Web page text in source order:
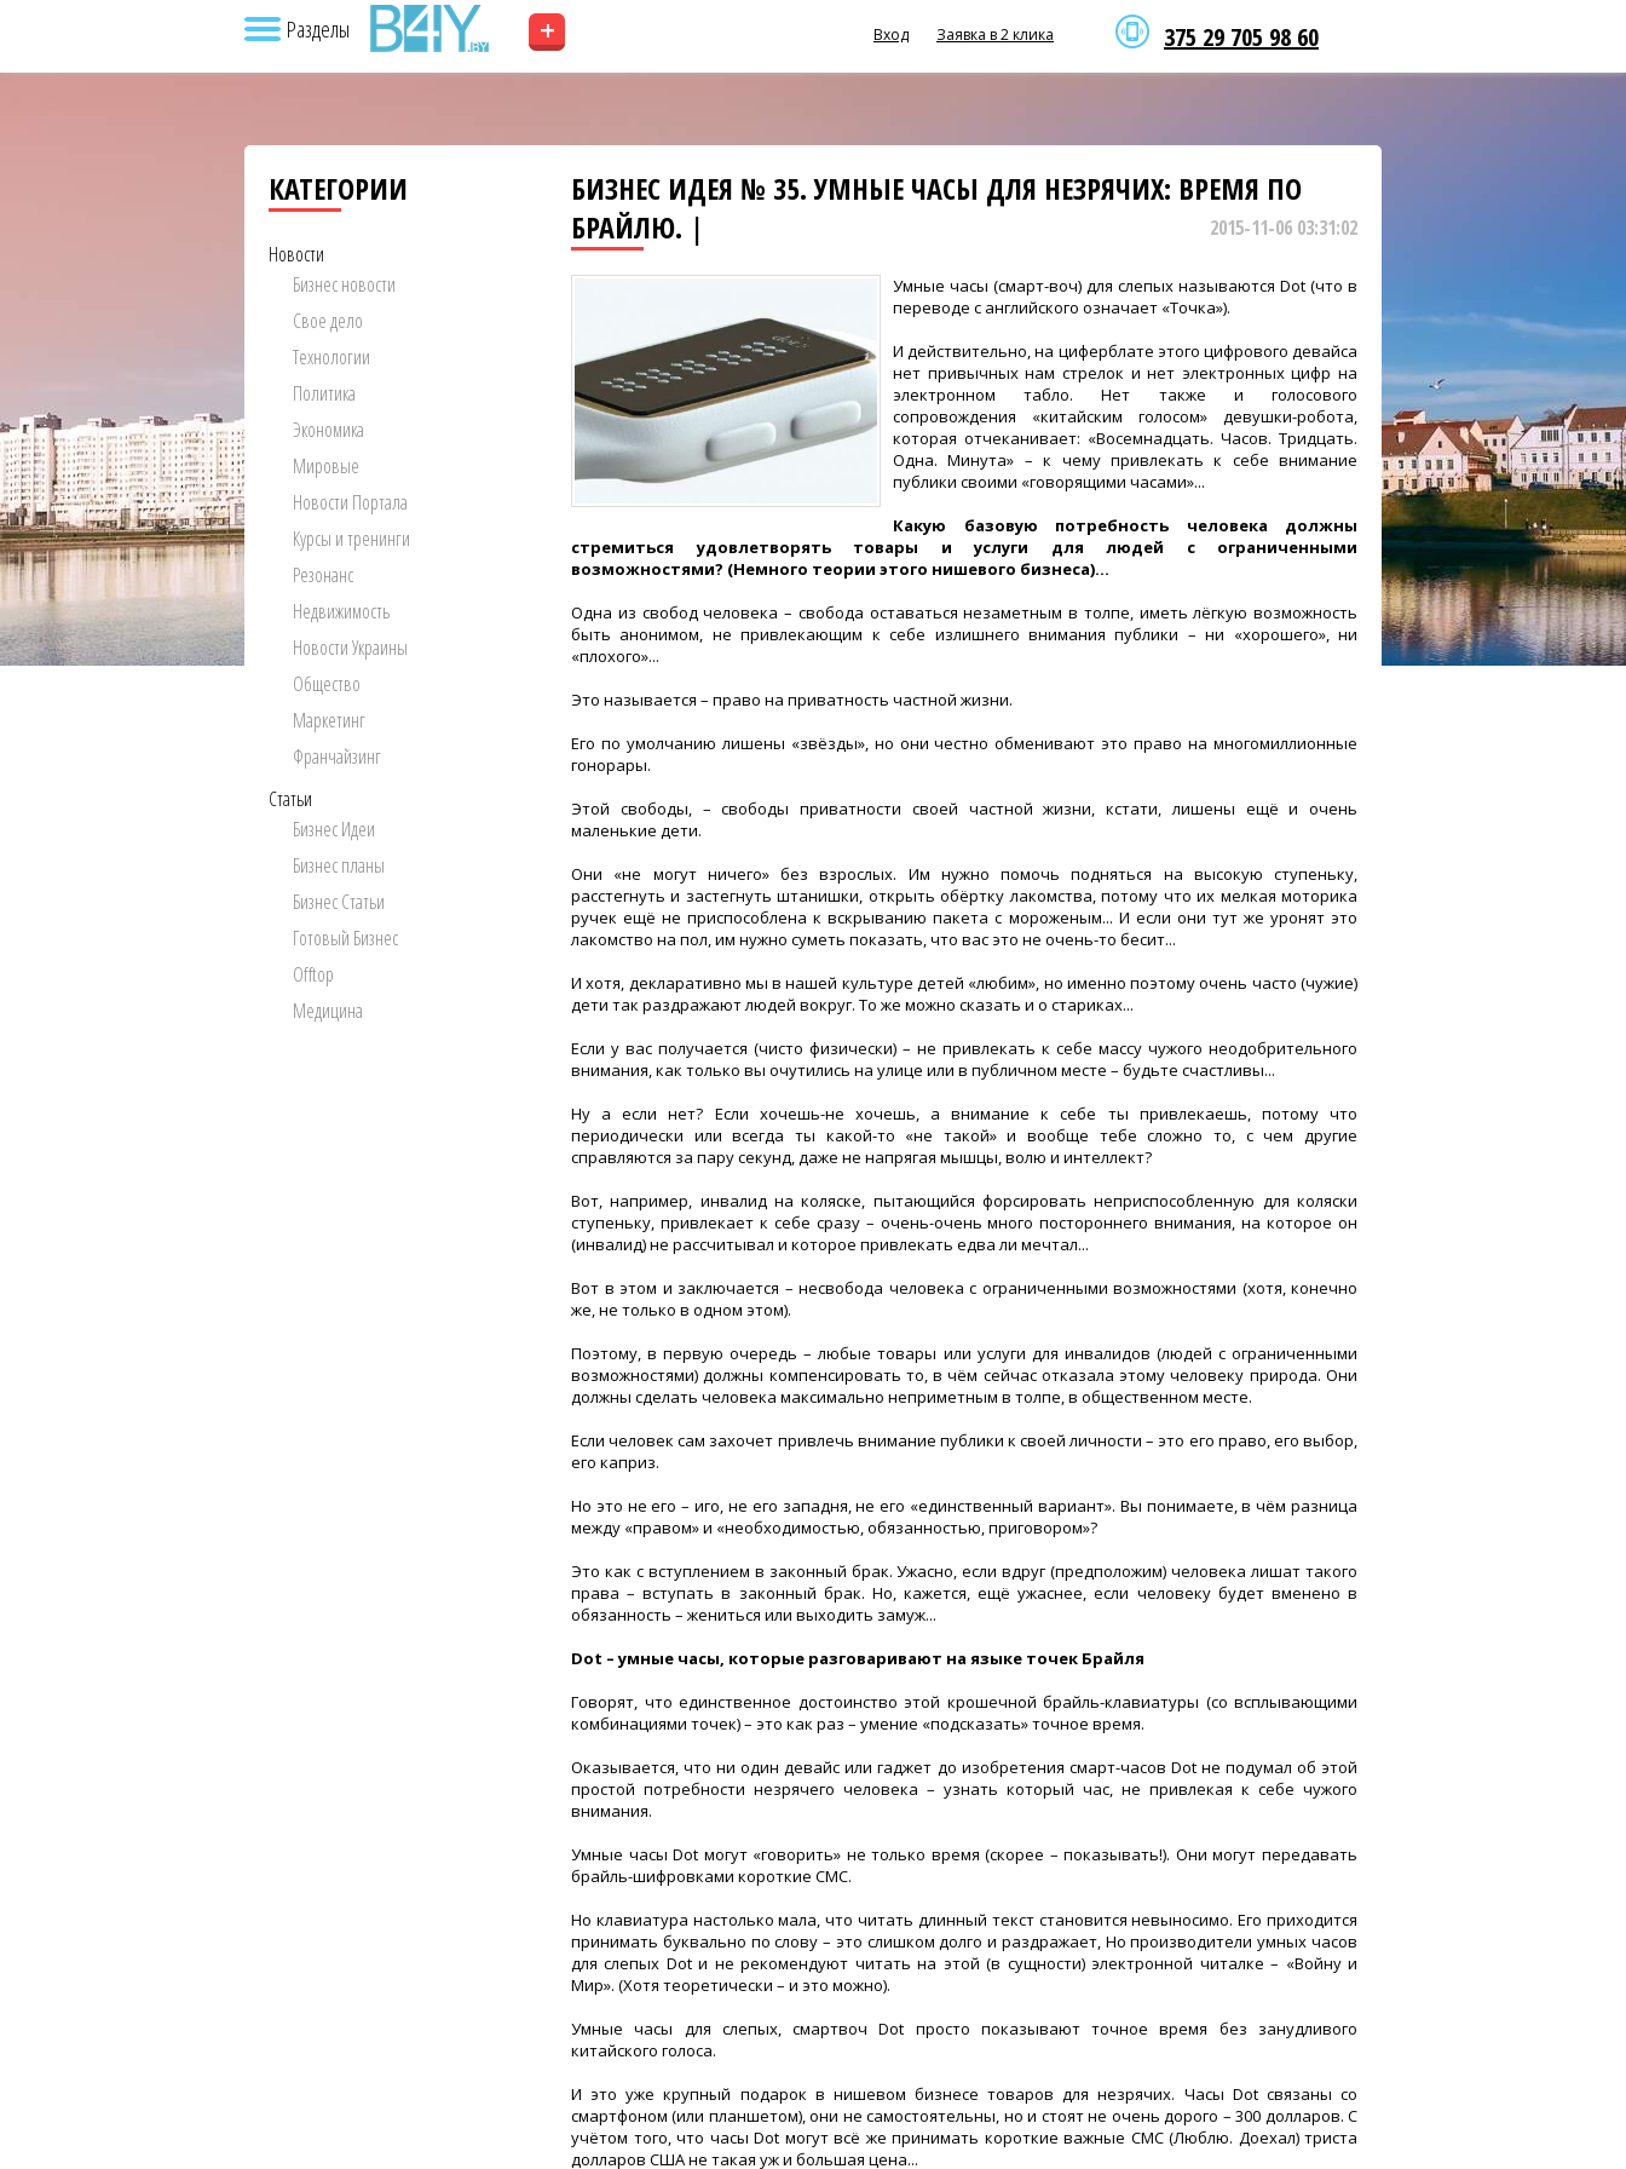
Разделы + 375 29 705 98 60
Вход Заявка в 2 клика
КАТЕГОРИИ
Новости
Бизнес новости
Свое дело
Технологии
Политика
Экономика
Мировые
Новости Портала
Курсы и тренинги
Резонанс
Недвижимость
Новости Украины
Общество
Маркетинг
Франчайзинг
Статьи
Бизнес Идеи
Бизнес планы
Бизнес Статьи
Готовый Бизнес
Offtop
Медицина
БИЗНЕС ИДЕЯ № 35. УМНЫЕ ЧАСЫ ДЛЯ НЕЗРЯЧИХ: ВРЕМЯ ПО
БРАЙЛЮ. |
2015-11-06 03:31:02
Умные часы (смарт-воч) для слепых называются Dot (что в
переводе с английского означает «Точка»).
И действительно, на циферблате этого цифрового девайса
нет привычных нам стрелок и нет электронных цифр на
электронном табло. Нет также и голосового
сопровождения «китайским голосом» девушки-робота,
которая отчеканивает: «Восемнадцать. Часов. Тридцать.
Одна. Минута» – к чему привлекать к себе внимание
публики своими «говорящими часами»...
Какую базовую потребность человека должны
стремиться удовлетворять товары и услуги для людей с ограниченными
возможностями? (Немного теории этого нишевого бизнеса)...
Одна из свобод человека – свобода оставаться незаметным в толпе, иметь лёгкую возможность
быть анонимом, не привлекающим к себе излишнего внимания публики – ни «хорошего», ни
«плохого»...
Это называется – право на приватность частной жизни.
Его по умолчанию лишены «звёзды», но они честно обменивают это право на многомиллионные
гонорары.
Этой свободы, – свободы приватности своей частной жизни, кстати, лишены ещё и очень
маленькие дети.
Они «не могут ничего» без взрослых. Им нужно помочь подняться на высокую ступеньку,
расстегнуть и застегнуть штанишки, открыть обёртку лакомства, потому что их мелкая моторика
ручек ещё не приспособлена к вскрыванию пакета с мороженым... И если они тут же уронят это
лакомство на пол, им нужно суметь показать, что вас это не очень-то бесит...
И хотя, декларативно мы в нашей культуре детей «любим», но именно поэтому очень часто (чужие)
дети так раздражают людей вокруг. То же можно сказать и о стариках...
Если у вас получается (чисто физически) – не привлекать к себе массу чужого неодобрительного
внимания, как только вы очутились на улице или в публичном месте – будьте счастливы...
Ну а если нет? Если хочешь-не хочешь, а внимание к себе ты привлекаешь, потому что
периодически или всегда ты какой-то «не такой» и вообще тебе сложно то, с чем другие
справляются за пару секунд, даже не напрягая мышцы, волю и интеллект?
Вот, например, инвалид на коляске, пытающийся форсировать неприспособленную для коляски
ступеньку, привлекает к себе сразу – очень-очень много постороннего внимания, на которое он
(инвалид) не рассчитывал и которое привлекать едва ли мечтал...
Вот в этом и заключается – несвобода человека с ограниченными возможностями (хотя, конечно
же, не только в одном этом).
Поэтому, в первую очередь – любые товары или услуги для инвалидов (людей с ограниченными
возможностями) должны компенсировать то, в чём сейчас отказала этому человеку природа. Они
должны сделать человека максимально неприметным в толпе, в общественном месте.
Если человек сам захочет привлечь внимание публики к своей личности – это его право, его выбор,
его каприз.
Но это не его – иго, не его западня, не его «единственный вариант». Вы понимаете, в чём разница
между «правом» и «необходимостью, обязанностью, приговором»?
Это как с вступлением в законный брак. Ужасно, если вдруг (предположим) человека лишат такого
права – вступать в законный брак. Но, кажется, ещё ужаснее, если человеку будет вменено в
обязанность – жениться или выходить замуж...
Dot – умные часы, которые разговаривают на языке точек Брайля
Говорят, что единственное достоинство этой крошечной брайль-клавиатуры (со всплывающими
комбинациями точек) – это как раз – умение «подсказать» точное время.
Оказывается, что ни один девайс или гаджет до изобретения смарт-часов Dot не подумал об этой
простой потребности незрячего человека – узнать который час, не привлекая к себе чужого
внимания.
Умные часы Dot могут «говорить» не только время (скорее – показывать!). Они могут передавать
брайль-шифровками короткие СМС.
Но клавиатура настолько мала, что читать длинный текст становится невыносимо. Его приходится
принимать буквально по слову – это слишком долго и раздражает, Но производители умных часов
для слепых Dot и не рекомендуют читать на этой (в сущности) электронной читалке – «Войну и
Мир». (Хотя теоретически – и это можно).
Умные часы для слепых, смартвоч Dot просто показывают точное время без занудливого
китайского голоса.
И это уже крупный подарок в нишевом бизнесе товаров для незрячих. Часы Dot связаны со
смартфоном (или планшетом), они не самостоятельны, но и стоят не очень дорого – 300 долларов. С
учётом того, что часы Dot могут всё же принимать короткие важные СМС (Люблю. Доехал) триста
долларов США не такая уж и большая цена...